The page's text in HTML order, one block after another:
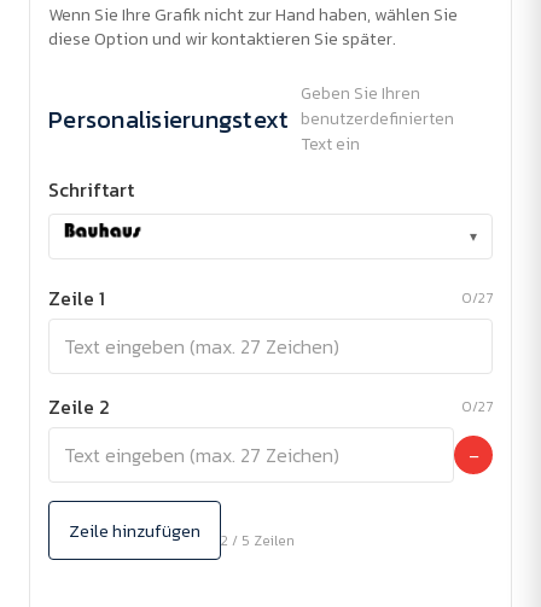
Wenn Sie Ihre Grafik nicht zur Hand haben, wählen Sie
diese Option und wir kontaktieren Sie später.
Personalisierungstext
Geben Sie Ihren
benutzerdefinierten
Text ein
Schriftart
▾
Zeile 1 0/27
Zeile 2 0/27
−
Zeile hinzufügen 2 / 5 Zeilen